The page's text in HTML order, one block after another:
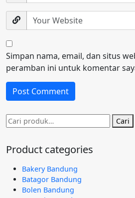
Simpan nama, email, dan situs
peramban ini untuk komentar
Pencarian
untuk:
Cari
Product categories
Bakery Bandung
Batagor Bandung
Bolen Bandung